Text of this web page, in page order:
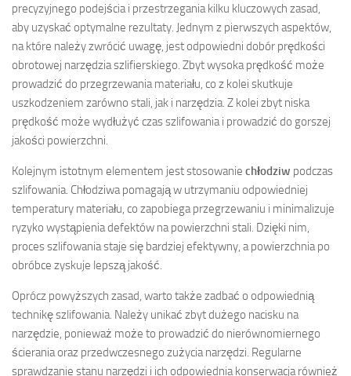
precyzyjnego podejścia i przestrzegania kilku kluczowych zasad,
aby uzyskać optymalne rezultaty. Jednym z pierwszych aspektów,
na które należy zwrócić uwagę, jest odpowiedni dobór prędkości
obrotowej narzędzia szlifierskiego. Zbyt wysoka prędkość może
prowadzić do przegrzewania materiału, co z kolei skutkuje
uszkodzeniem zarówno stali, jak i narzędzia. Z kolei zbyt niska
prędkość może wydłużyć czas szlifowania i prowadzić do gorszej
jakości powierzchni.
Kolejnym istotnym elementem jest stosowanie chłodziw podczas
szlifowania. Chłodziwa pomagają w utrzymaniu odpowiedniej
temperatury materiału, co zapobiega przegrzewaniu i minimalizuje
ryzyko wystąpienia defektów na powierzchni stali. Dzięki nim,
proces szlifowania staje się bardziej efektywny, a powierzchnia po
obróbce zyskuje lepszą jakość.
Oprócz powyższych zasad, warto także zadbać o odpowiednią
technikę szlifowania. Należy unikać zbyt dużego nacisku na
narzędzie, ponieważ może to prowadzić do nierównomiernego
ścierania oraz przedwczesnego zużycia narzędzi. Regularne
sprawdzanie stanu narzędzi i ich odpowiednia konserwacja również